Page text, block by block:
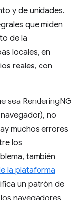
y de unidades.
que miden
de la
locales, en
reales, con
sea RenderingNG
no
muchos errores
los
también
la plataforma
un patrón de
navegadores